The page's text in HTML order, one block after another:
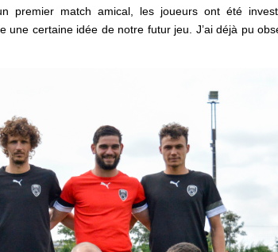
premier match amical, les joueurs ont été
certaine idée de notre futur jeu. J’ai déjà pu